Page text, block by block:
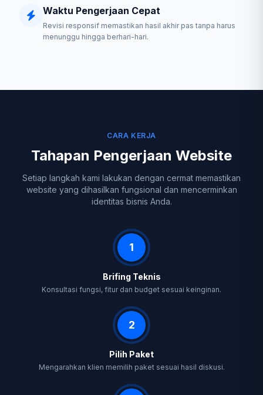
Waktu Pengerjaan Cepat
Revisi responsif memastikan hasil akhir pas tanpa harus
menunggu hingga berhari-hari.
CARA KERJA
Tahapan Pengerjaan Website
Setiap langkah kami lakukan dengan cermat memastikan
website yang dihasilkan fungsional dan mencerminkan
identitas bisnis Anda.
1
Brifing Teknis
Konsultasi fungsi, fitur dan budget sesuai keinginan.
2
Pilih Paket
Mengarahkan klien memilih paket sesuai hasil diskusi.